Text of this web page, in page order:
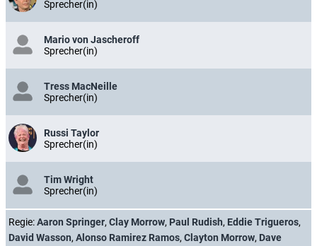
Sprecher(in)
Mario von Jascheroff
Sprecher(in)
Tress MacNeille
Sprecher(in)
Russi Taylor
Sprecher(in)
Tim Wright
Sprecher(in)
Regie:Aaron Springer, Clay Morrow, Paul Rudish, Eddie Trigueros,
David Wasson, Alonso Ramirez Ramos, Clayton Morrow, Dave